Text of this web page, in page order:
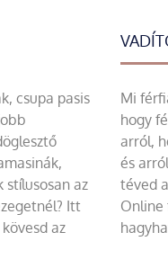
csupa pasis
stílusosan az
Itt
az
Mi
hogy
arról,
és
téved
Online